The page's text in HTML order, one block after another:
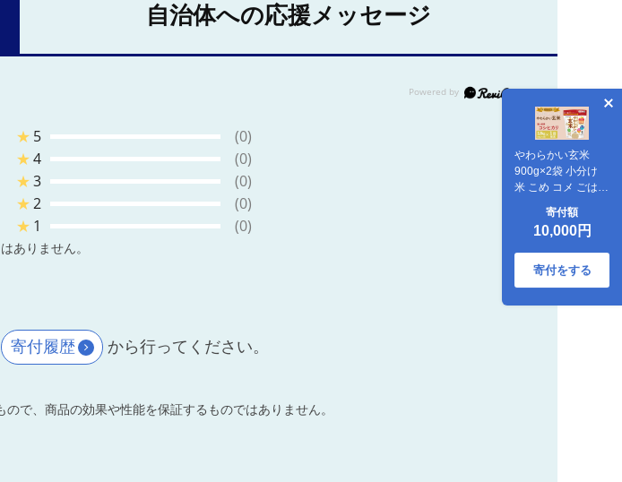
やわらかい玄米
900g×2袋 小分け
米 こめ コメ ごはん
栄養豊富 簡単 便利
美容 健康 新食感 も
ちもち 安心安全な
ヤマトライス
H074-640
寄付額
10,000円
寄付をする
自治体への応援メッセージ
★ 5
(0)
★4
(0)
★3
(0)
★2
(0)
★ 1 (0)
ありません。
寄付履歴 から行ってください。
で、商品の効果や性能を保証するものではありません。